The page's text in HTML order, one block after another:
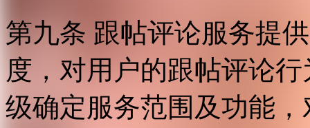
第九条 跟帖评论服务提
度，对用户的跟帖评论
级确定服务范围及功能